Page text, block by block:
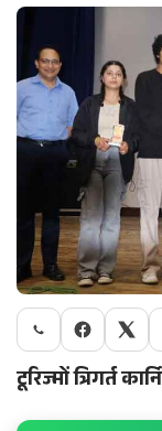
टूरिज्मों त्रिगर्त